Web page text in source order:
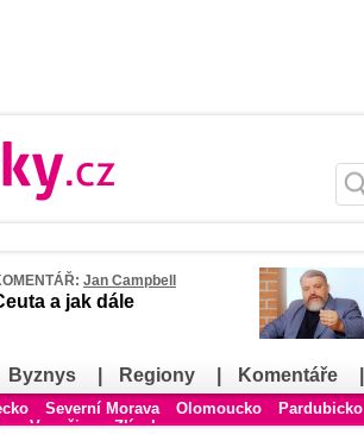
Jan Campbell
a jak dále
Byznys Regiony Komentáře
Severní Morava Olomoucko Pardubicko
Vysočina Zlínsko